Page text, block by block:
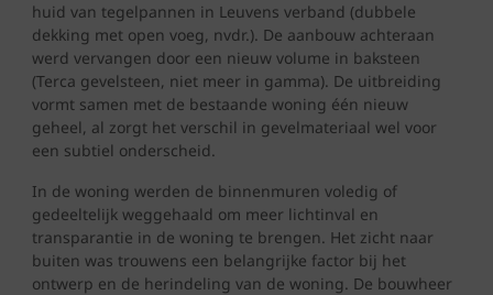
huid van tegelpannen in Leuvens verband (dubbele
dekking met open voeg, nvdr.). De aanbouw achteraan
werd vervangen door een nieuw volume in baksteen
(Terca gevelsteen, niet meer in gamma). De uitbreiding
vormt samen met de bestaande woning één nieuw
geheel, al zorgt het verschil in gevelmateriaal wel voor
een subtiel onderscheid.
In de woning werden de binnenmuren voledig of
gedeeltelijk weggehaald om meer lichtinval en
transparantie in de woning te brengen. Het zicht naar
buiten was trouwens een belangrijke factor bij het
ontwerp en de herindeling van de woning. De bouwheer